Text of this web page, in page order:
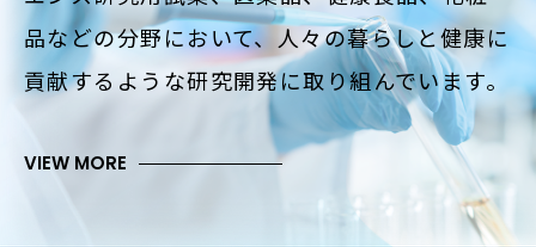
品などの分野において、 人々の暮らしと健康に
貢献するような研究開発に取り組んでいます。
VIEW MORE